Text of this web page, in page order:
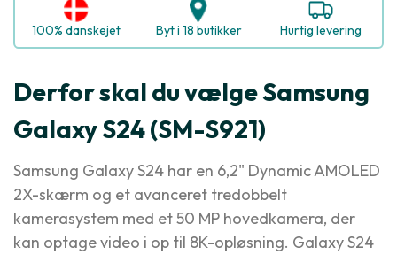
100% danskejet Byt i 18 butikker Hurtig levering
Derfor skal du vælge Samsung
Galaxy S24 (SM-S921)
Samsung Galaxy S24 har en 6,2" Dynamic AMOLED
2X-skærm og et avanceret tredobbelt
kamerasystem med et 50 MP hovedkamera, der
kan optage video i op til 8K-opløsning. Galaxy S24